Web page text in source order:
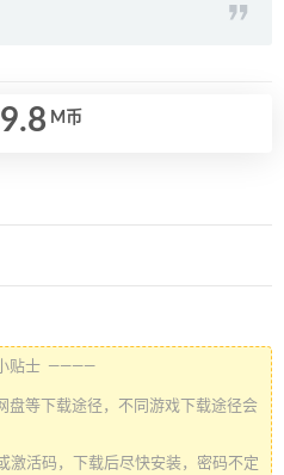
9.8 M币
贴士 ————
等下载途径，不同游戏下载途径会
激活码，下载后尽快安装，密码不定